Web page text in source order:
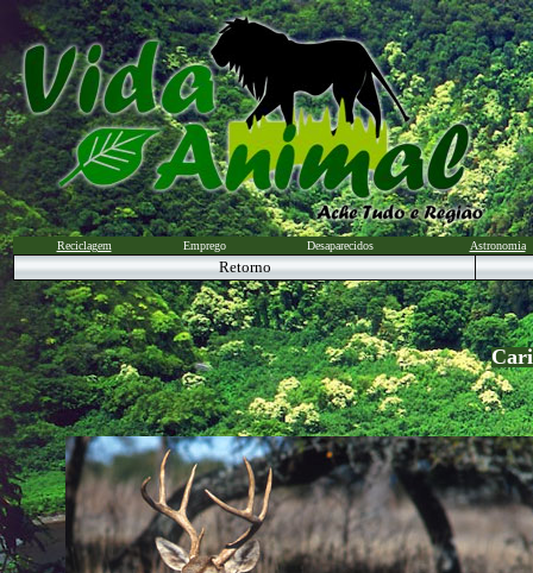
Reciclagem Emprego Desaparecidos Astronomia
Retorno